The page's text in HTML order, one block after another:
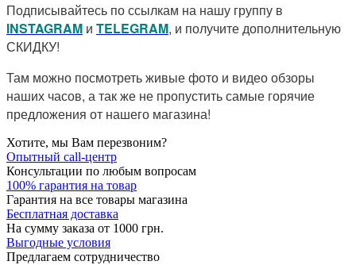
Подписывайтесь по ссылкам на нашу группу в
INSTAGRAM и TELEGRAM, и получите дополнительную
СКИДКУ!
Там можно посмотреть живые фото и видео обзоры
наших часов, а так же не пропустить самые горячие
предложения от нашего магазина!
Хотите, мы Вам перезвоним?
Опытный call-центр
Консультации по любым вопросам
100% гарантия на товар
Гарантия на все товары магазина
Бесплатная доставка
На сумму заказа от 1000 грн.
Выгодные условия
Предлагаем сотрудничество